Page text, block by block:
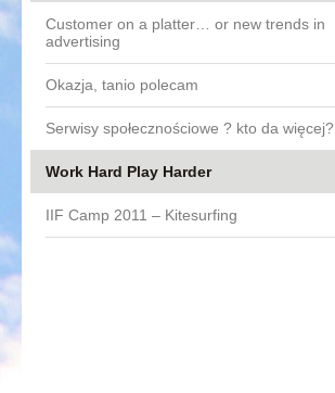
Customer on a platter… or new trends in
advertising
Okazja, tanio polecam
Serwisy społecznościowe ? kto da więcej?
Work Hard Play Harder
IIF Camp 2011 – Kitesurfing